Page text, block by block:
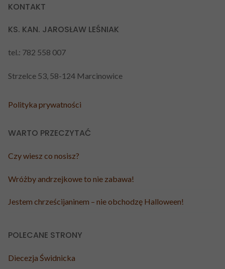
KONTAKT
KS. KAN. JAROSŁAW LEŚNIAK
tel.: 782 558 007
Strzelce 53, 58-124 Marcinowice
Polityka prywatności
WARTO PRZECZYTAĆ
Czy wiesz co nosisz?
Wróżby andrzejkowe to nie zabawa!
Jestem chrześcijaninem – nie obchodzę Halloween!
POLECANE STRONY
Diecezja Świdnicka